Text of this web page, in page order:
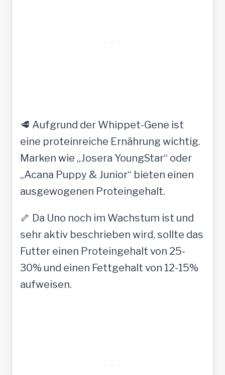
🥩 Aufgrund der Whippet-Gene ist
eine proteinreiche Ernährung wichtig.
Marken wie „Josera YoungStar“ oder
„Acana Puppy & Junior“ bieten einen
ausgewogenen Proteingehalt.
🦴 Da Uno noch im Wachstum ist und
sehr aktiv beschrieben wird, sollte das
Futter einen Proteingehalt von 25-
30% und einen Fettgehalt von 12-15%
aufweisen.